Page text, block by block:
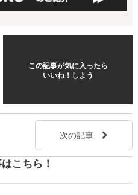
この記事が気に入ったら
いいね！しよう
次の記事
こちら！